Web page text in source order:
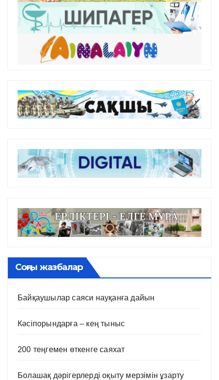
Соңғы жазбалар
Байқаушылар саяси науқанға дайын
Кәсіпорындарға – кең тыныс
200 теңгемен өткенге саяхат
Болашақ дәрігерлерді оқыту мерзімін ұзарту